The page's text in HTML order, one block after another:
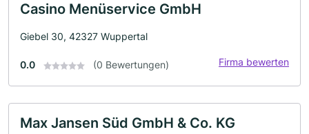
Casino Menüservice GmbH
Giebel 30, 42327 Wuppertal
0.0 (0 Bewertungen) Firma bewerten
Max Jansen Süd GmbH & Co. KG